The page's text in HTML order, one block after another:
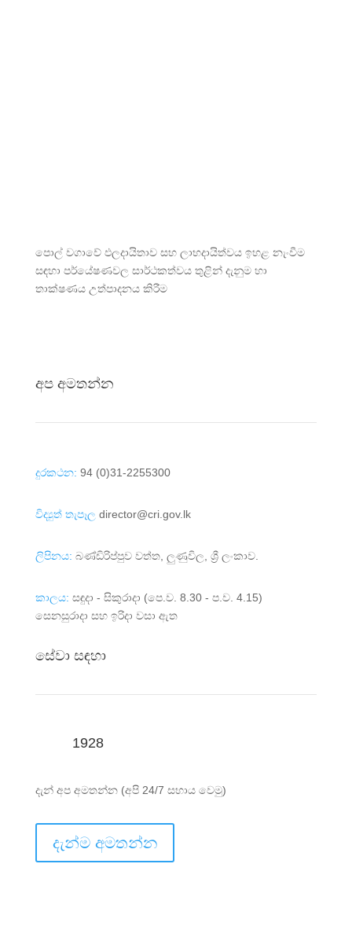
පොල් වගාවේ ඵලදායිතාව සහ ලාභදායිත්වය ඉහළ නැංවීම
සඳහා පර්යේෂණවල සාර්ථකත්වය තුළින් දැනුම හා
තාක්ෂණය උත්පාදනය කිරීම
අප අමතන්න
දුරකථන: 94 (0)31-2255300
විද්‍යුත් තැපෑල director@cri.gov.lk
ලිපිනය: බණ්ඩිරිප්පුව වත්ත, ලුණුවිල, ශ්‍රී ලංකාව.
කාලය: සඳුදා - සිකුරාදා (පෙ.ව. 8.30 - ප.ව. 4.15)
සෙනසුරාදා සහ ඉරිදා වසා ඇත
සේවා සඳහා
1928
දැන් අප අමතන්න (අපි 24/7 සහාය වෙමු)
දැන්ම අමතන්න